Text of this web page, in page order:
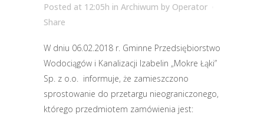
Posted at 12:05h in Archiwum by Operator
Share
W dniu 06.02.2018 r. Gminne Przedsiębiorstwo
Wodociągów i Kanalizacji Izabelin „Mokre Łąki”
Sp. z o.o. informuje, że zamieszczono
sprostowanie do przetargu nieograniczonego,
którego przedmiotem zamówienia jest: